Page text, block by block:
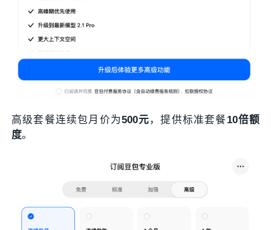
高级套餐连续包月价为500元 ，提供标准套餐 10倍额
度。